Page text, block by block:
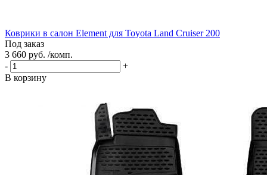
Коврики в салон Element для Toyota Land Cruiser 200
Под заказ
3 660 руб. /комп.
-
+
В корзину